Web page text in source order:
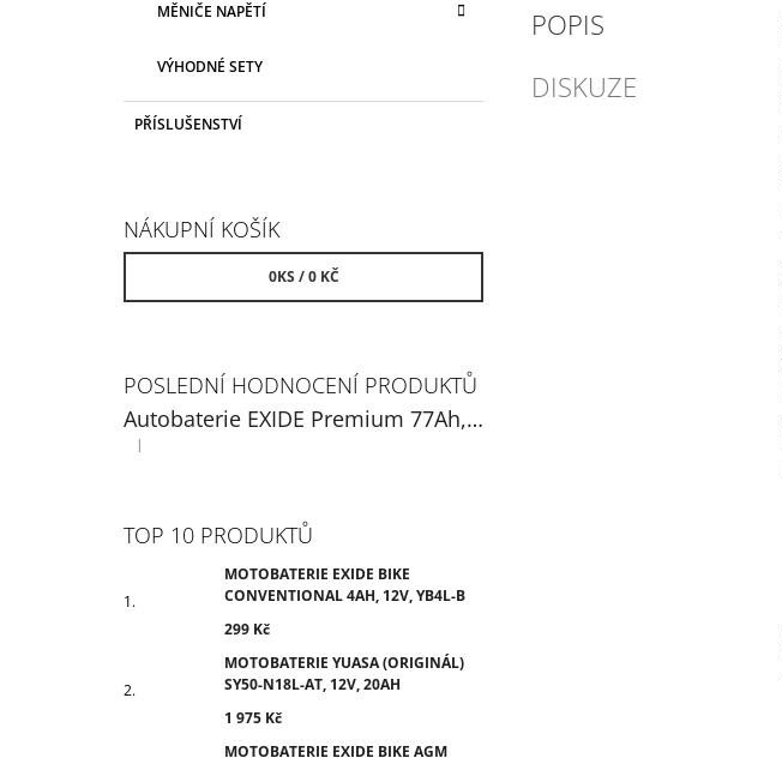
MĚNIČE NAPĚTÍ
VÝHODNÉ SETY
PŘÍSLUŠENSTVÍ
NÁKUPNÍ KOŠÍK
0KS /0 KČ
POSLEDNÍ HODNOCENÍ PRODUKTŮ
Autobaterie EXIDE Premium 77Ah, 12V, EA770
Hodnocení produktu je 5 z 5 hvězdiček.
|
TOP 10 PRODUKTŮ
MOTOBATERIE EXIDE BIKE
CONVENTIONAL 4AH, 12V, YB4L-B
299 Kč
MOTOBATERIE YUASA (ORIGINÁL)
SY50-N18L-AT, 12V, 20AH
1 975 Kč
MOTOBATERIE EXIDE BIKE AGM
POPIS
DISKUZE